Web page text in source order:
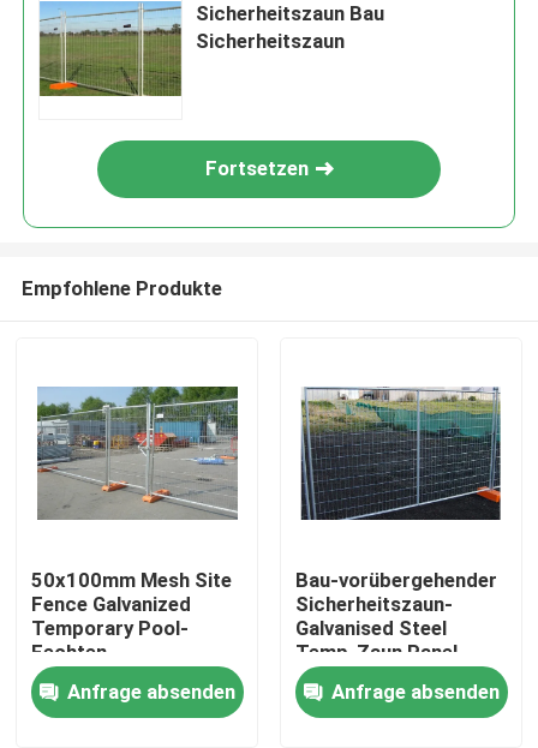
Haus
Produkte
Sicherheitszaun Bau
Sicherheitszaun
Fortsetzen
Empfohlene Produkte
50x100mm Mesh Site
Fence Galvanized
Temporary Pool-
Fechten
Anfrage absenden
Bau-vorübergehender
Sicherheitszaun-
Galvanised Steel
Temp-Zaun Panel
Anfrage absenden